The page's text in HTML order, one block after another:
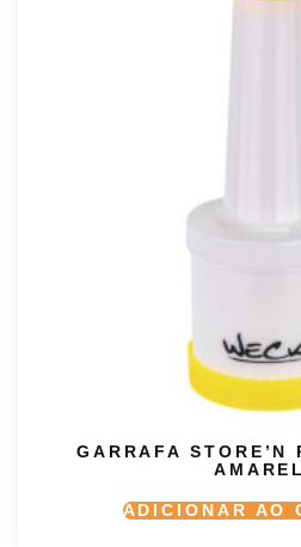
GARRAFA STORE’N
ADICIONAR AO